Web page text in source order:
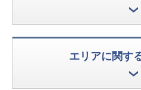
エリアに関す